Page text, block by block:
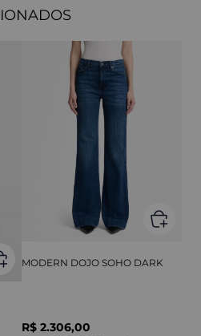
MODERN DOJO SOHO DARK
R$ 2.306,00